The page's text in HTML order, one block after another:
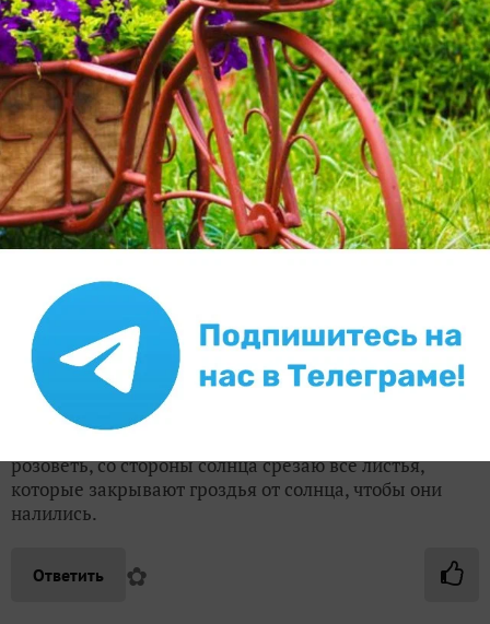
держатель рекомендуется, чтобы не заболел. После
полива мульчируйте сухой травой или чем еще.
Ответить ✿
Khalilov-f ЭКСПЕРТ
Франс Хасанович Халилов
Бугульма
5 апреля 2017, 17:13
Я излагаю мнение северного виноградаря. Виноград
и виноград и фасоль будут виться по одной шпалере,
винограду, чтобы набрать сладость, вкус, нашего
солнца будет не достаточно. А если вместе посадить,
а фасоли предоставить виться другую шпалеру,
сзади лоз винограда, то есть севернее, еще одну
шпалеру, это будет как раз. Я и так, как начинает
розоветь, со стороны солнца срезаю все листья,
которые закрывают гроздья от солнца, чтобы они
налились.
Ответить ✿